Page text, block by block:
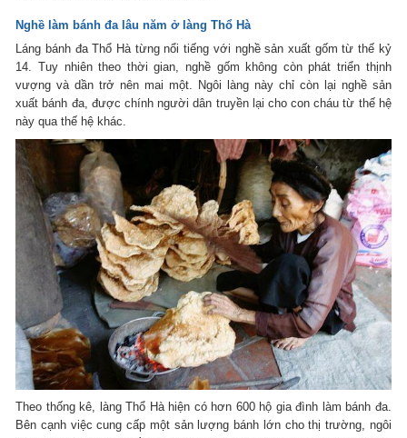
Nghề làm bánh đa lâu năm ở làng Thổ Hà
Láng bánh đa Thổ Hà từng nổi tiếng với nghề sản xuất gốm từ thế kỷ
14. Tuy nhiên theo thời gian, nghề gốm không còn phát triển thịnh
vượng và dần trở nên mai một. Ngôi làng này chỉ còn lại nghề sản
xuất bánh đa, được chính người dân truyền lại cho con cháu từ thế hệ
này qua thế hệ khác.
Theo thống kê, làng Thổ Hà hiện có hơn 600 hộ gia đình làm bánh đa.
Bên cạnh việc cung cấp một sản lượng bánh lớn cho thị trường, ngôi